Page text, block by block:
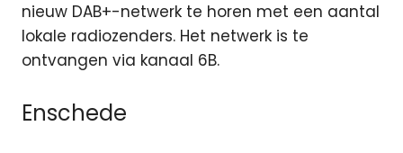
nieuw DAB+-netwerk te horen met een aantal
lokale radiozenders. Het netwerk is te
ontvangen via kanaal 6B.
Enschede